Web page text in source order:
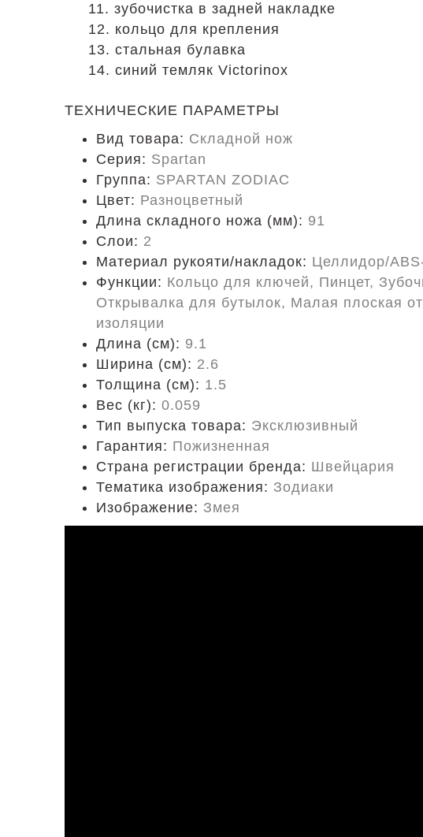
11. зубочистка в задней накладке
12. кольцо для крепления
13. стальная булавка
14. синий темляк Victorinox
ТЕХНИЧЕСКИЕ ПАРАМЕТРЫ
Вид товара: Складной нож
Серия: Spartan
Группа: SPARTAN ZODIAC
Цвет: Разноцветный
Длина складного ножа (мм): 91
Слои: 2
Материал рукояти/накладок: Целлидор/
Функции: Кольцо для ключей, Пинцет,
Открывалка для бутылок, Малая плоская
изоляции
Длина (cм): 9.1
Ширина (см): 2.6
Толщина (см): 1.5
Вес (кг): 0.059
Тип выпуска товара: Эксклюзивный
Гарантия: Пожизненная
Страна регистрации бренда: Швейцария
Тематика изображения: Зодиаки
Изображение: Змея